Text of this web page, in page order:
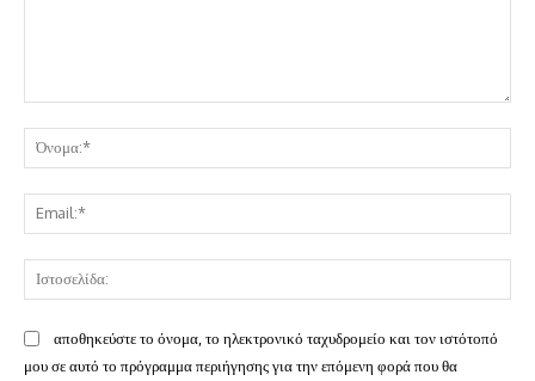
αποθηκεύστε το όνομα, το ηλεκτρονικό ταχυδρομείο και τον ιστότοπό
μου σε αυτό το πρόγραμμα περιήγησης για την επόμενη φορά που θα